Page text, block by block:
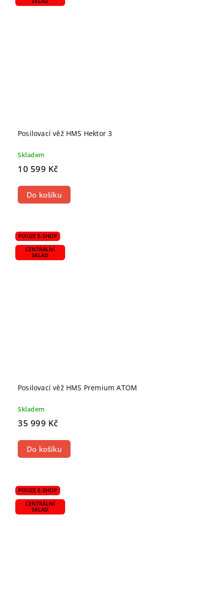
Posilovací věž HMS Hektor 3
Skladem
10 599 Kč
Do košíku
POUZE E-SHOP
CENTRÁLNÍ
SKLAD
Posilovací věž HMS Premium ATOM
Skladem
35 999 Kč
Do košíku
POUZE E-SHOP
CENTRÁLNÍ
SKLAD